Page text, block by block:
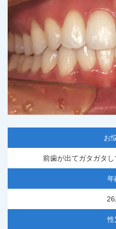
お
前歯が出てガタガタし
年
性